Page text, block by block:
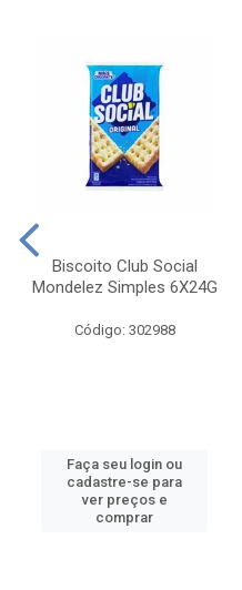
Biscoito Club Social
Mondelez Simples 6X24G
Código: 302988
Faça seu login ou
cadastre-se para
ver preços e
comprar